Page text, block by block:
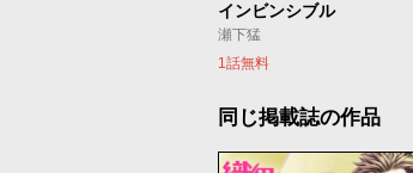
インビンシブル
瀬下猛
1話無料
同じ掲載誌の作品